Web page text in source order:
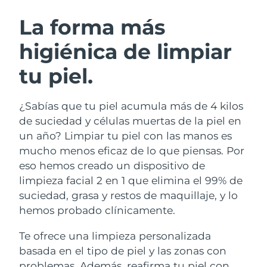
La forma más
higiénica de limpiar
tu piel.
¿Sabías que tu piel acumula más de 4 kilos
de suciedad y células muertas de la piel en
un año? Limpiar tu piel con las manos es
mucho menos eficaz de lo que piensas. Por
eso hemos creado un dispositivo de
limpieza facial 2 en 1 que elimina el 99% de
suciedad, grasa y restos de maquillaje, y lo
hemos probado clínicamente.
Te ofrece una limpieza personalizada
basada en el tipo de piel y las zonas con
Limpieza facial
Anti-aging massage
LUNA™ 4 Plus
Massage, LED heating
LUNA™ 4 Men
Microcurrent toning
BEAR™ 2 go
Microcurrent toning on-the-go
BEAR™ 2 eyes & lips
Hidratación
UFO™ 3 pack
Deep facial hydration
Near-infrared and red light therapy
device
Cuidado bucal
issa™ 4
Hybrid silicone sonic toothbrush
Smart hybrid silicone sonic toothbrush
TRATAMIENTO ANTIEDAD FAQ™
Antiedad Tratamientos LED
NEW
Austria
Baréin Entrega prevista8/10/26
Bélgica
Bermudas Entrega prevista 8/15/26
Bosnia y Herzegovina Entrega prevista
Brunéi Entrega prevista
Bulgaria Entrega prevista8/9/26
Canadá Entrega prevista
Chile Entrega prevista